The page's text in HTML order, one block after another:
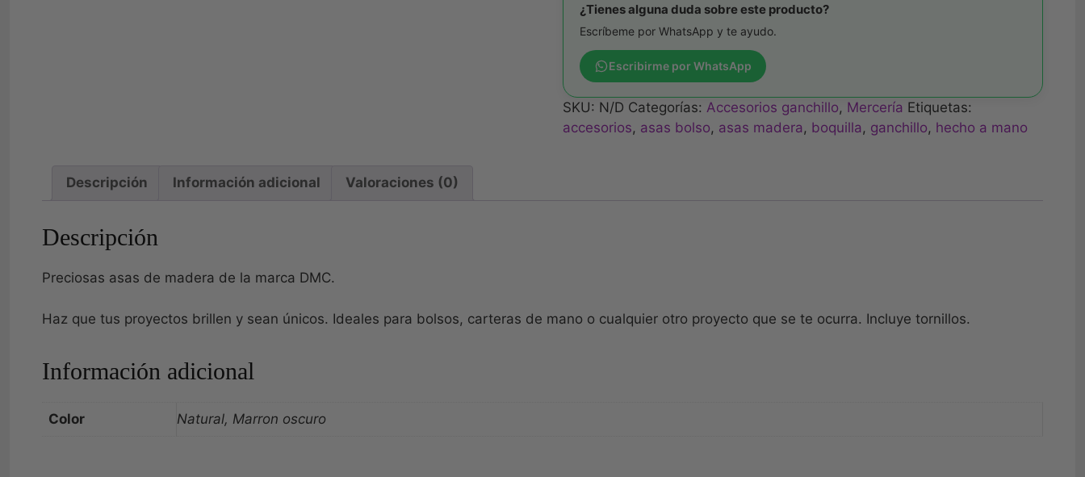
¿Tienes alguna duda sobre este producto?
Escríbeme por WhatsApp y te ayudo.
Escribirme por WhatsApp
SKU: N/D Categorías: Accesorios ganchillo, Mercería Etiquetas:
accesorios, asas bolso, asas madera, boquilla, ganchillo, hecho a mano
Descripción Información adicional Valoraciones (0)
Descripción
Preciosas asas de madera de la marca DMC.
Haz que tus proyectos brillen y sean únicos. Ideales para bolsos, carteras de mano o cualquier otro proyecto que se te ocurra. Incluye tornillos.
Información adicional
Color Natural, Marron oscuro